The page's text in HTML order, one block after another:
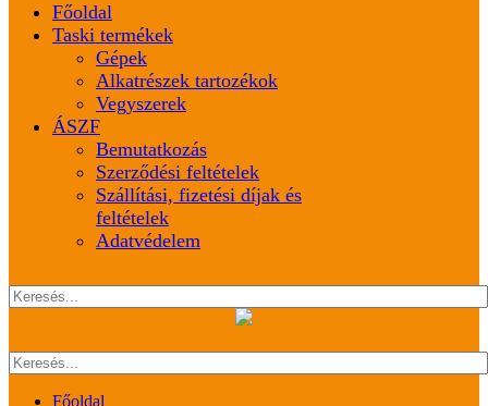
Főoldal
Taski termékek
Gépek
Alkatrészek tartozékok
Vegyszerek
ÁSZF
Bemutatkozás
Szerződési feltételek
Szállítási, fizetési díjak és
feltételek
Adatvédelem
Főoldal